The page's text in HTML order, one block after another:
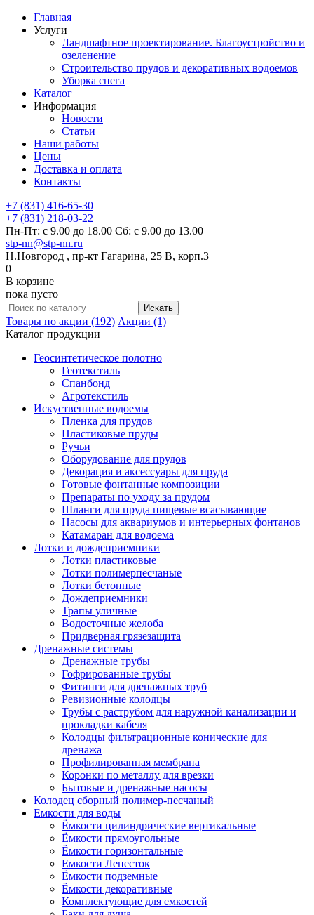
Главная
Услуги
Ландшафтное проектирование. Благоустройство и
озеленение
Строительство прудов и декоративных водоемов
Уборка снега
Каталог
Информация
Новости
Статьи
Наши работы
Цены
Доставка и оплата
Контакты
+7 (831) 416-65-30
+7 (831) 218-03-22
Пн-Пт: с 9.00 до 18.00 Сб: с 9.00 до 13.00
stp-nn@stp-nn.ru
Н.Новгород , пр-кт Гагарина, 25 В, корп.3
0
В корзине
пока пусто
Товары по акции (192) Акции (1)
Каталог продукции
Геосинтетическое полотно
Геотекстиль
Спанбонд
Агротекстиль
Искуственные водоемы
Пленка для прудов
Пластиковые пруды
Ручьи
Оборудование для прудов
Декорация и аксессуары для пруда
Готовые фонтанные композиции
Препараты по уходу за прудом
Шланги для пруда пищевые всасывающие
Насосы для аквариумов и интерьерных фонтанов
Катамаран для водоема
Лотки и дождеприемники
Лотки пластиковые
Лотки полимерпесчаные
Лотки бетонные
Дождеприемники
Трапы уличные
Водосточные желоба
Придверная грязезащита
Дренажные системы
Дренажные трубы
Гофрированные трубы
Фитинги для дренажных труб
Ревизионные колодцы
Трубы с раструбом для наружной канализации и
прокладки кабеля
Колодцы фильтрационные конические для
дренажа
Профилированная мембрана
Коронки по металлу для врезки
Бытовые и дренажные насосы
Колодец сборный полимер-песчаный
Емкости для воды
Ёмкости цилиндрические вертикальные
Ёмкости прямоугольные
Ёмкости горизонтальные
Емкости Лепесток
Ёмкости подземные
Ёмкости декоративные
Комплектующие для емкостей